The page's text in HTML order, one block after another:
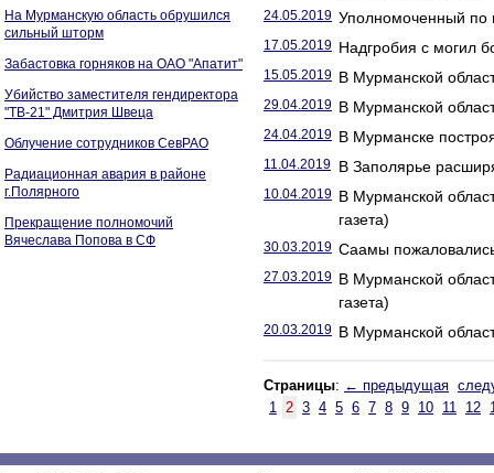
На Мурманскую область обрушился
сильный шторм
Забастовка горняков на ОАО "Апатит"
Убийство заместителя гендиректора
"ТВ-21" Дмитрия Швеца
Облучение сотрудников СевРАО
Радиационная авария в районе
г.Полярного
Прекращение полномочий
Вячеслава Попова в СФ
24.05.2019 Уполномоченный по
17.05.2019 Надгробия с могил
15.05.2019 В Мурманской
29.04.2019 В Мурманской
24.04.2019 В Мурманске
11.04.2019 В Заполярье
10.04.2019 В Мурманской
газета)
30.03.2019 Саамы
27.03.2019 В Мурманской
газета)
20.03.2019 В Мурманской
Страницы: ← предыдущая
1 2 3 4 5 6 7 8 9 10 11 12